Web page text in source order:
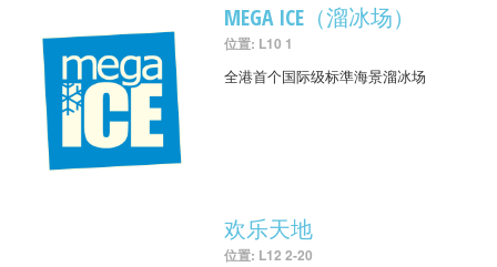
MEGA ICE（溜冰场）
位置: L10 1
全港首个国际级标準海景溜冰场
欢乐天地
位置: L12 2-20